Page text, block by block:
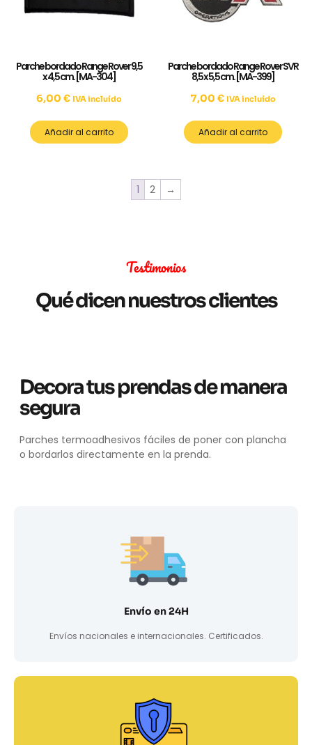
Parche bordado Range Rover 9,5
x 4,5 cm. [MA-304]
6,00 € IVA incluído
Añadir al carrito
Parche bordado Range Rover SVR
8,5 x 5,5 cm. [MA-399]
7,00 € IVA incluído
Añadir al carrito
1 2 →
Testimonios
Qué dicen nuestros clientes
Decora tus prendas de manera
segura
Parches termoadhesivos fáciles de poner con plancha
o bordarlos directamente en la prenda.
Envío en 24H
Envíos nacionales e internacionales. Certificados.